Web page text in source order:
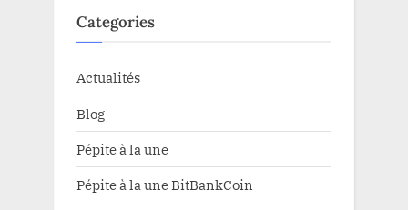
Categories
Actualités
Blog
Pépite à la une
Pépite à la une BitBankCoin